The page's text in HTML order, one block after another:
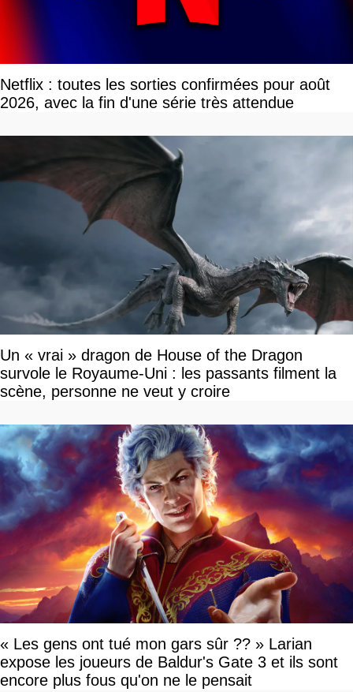
Netflix : toutes les sorties confirmées pour août
2026, avec la fin d'une série très attendue
Un « vrai » dragon de House of the Dragon
survole le Royaume-Uni : les passants filment la
scène, personne ne veut y croire
« Les gens ont tué mon gars sûr ?? » Larian
expose les joueurs de Baldur's Gate 3 et ils sont
encore plus fous qu'on ne le pensait